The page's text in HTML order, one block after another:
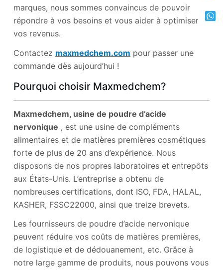
marques, nous sommes convaincus de pouvoir
répondre à vos besoins et vous aider à optimiser
vos revenus.
Contactez maxmedchem.com pour passer une
commande dès aujourd’hui !
Pourquoi choisir Maxmedchem?
Maxmedchem, usine de poudre d’acide
nervonique , est une usine de compléments
alimentaires et de matières premières cosmétiques
forte de plus de 20 ans d’expérience. Nous
disposons de nos propres laboratoires et entrepôts
aux États-Unis. L’entreprise a obtenu de
nombreuses certifications, dont ISO, FDA, HALAL,
KASHER, FSSC22000, ainsi que treize brevets.
Les fournisseurs de poudre d’acide nervonique
peuvent réduire vos coûts de matières premières,
de logistique et de dédouanement, etc. Grâce à
notre large gamme de produits, nous pouvons vous